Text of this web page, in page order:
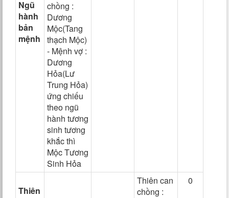
Ngũ
hành
bản
mệnh
chồng :
Dương
Mộc(Tang
thạch Mộc)
- Mệnh vợ :
Dương
Hỏa(Lư
Trung Hỏa)
ứng chiếu
theo ngũ
hành tương
sinh tương
khắc thì
Mộc Tương
Sinh Hỏa
Thiên
Thiên can
chồng :
0